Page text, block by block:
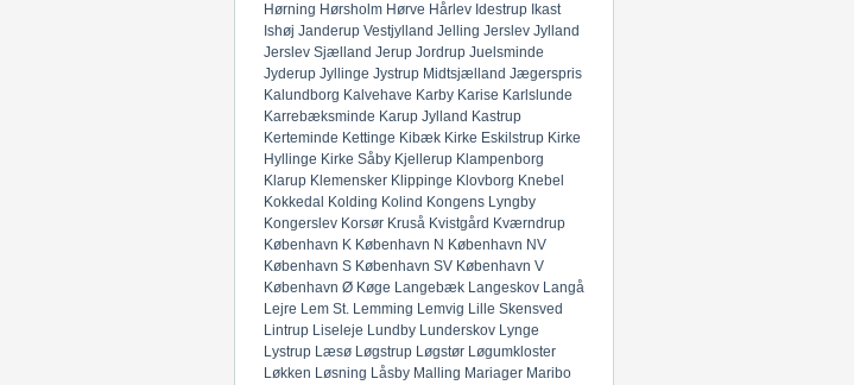
Hørning Hørsholm Hørve Hårlev Idestrup Ikast
Ishøj Janderup Vestjylland Jelling Jerslev Jylland
Jerslev Sjælland Jerup Jordrup Juelsminde
Jyderup Jyllinge Jystrup Midtsjælland Jægerspris
Kalundborg Kalvehave Karby Karise Karlslunde
Karrebæksminde Karup Jylland Kastrup
Kerteminde Kettinge Kibæk Kirke Eskilstrup Kirke
Hyllinge Kirke Såby Kjellerup Klampenborg
Klarup Klemensker Klippinge Klovborg Knebel
Kokkedal Kolding Kolind Kongens Lyngby
Kongerslev Korsør Kruså Kvistgård Kværndrup
København K København N København NV
København S København SV København V
København Ø Køge Langebæk Langeskov Langå
Lejre Lem St. Lemming Lemvig Lille Skensved
Lintrup Liseleje Lundby Lunderskov Lynge
Lystrup Læsø Løgstrup Løgstør Løgumkloster
Løkken Løsning Låsby Malling Mariager Maribo